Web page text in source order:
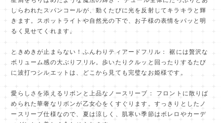
しらわれたスパンコールが、動くたびに光を反射してキラキラと輝
きます。スポットライトや自然光の下で、お子様の表情をパッと明
るく見せてくれます。
ときめきが止まらない！ふんわりティアードフリル： 裾には贅沢な
ボリューム感の大ぶりフリル。歩いたりクルッと回ったりするたび
に波打つシルエットは、どこから見ても完璧なお姫様です。
愛らしさを添えるリボンと上品なノースリーブ： フロントに散りば
められた華奢なリボンが乙女心をくすぐります。すっきりとしたノ
ースリーブ仕様なので、夏は涼しく、肌寒い季節はボレロやカーデ